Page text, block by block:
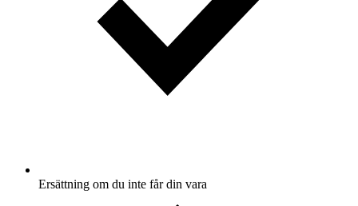
Ersättning om du inte får din vara